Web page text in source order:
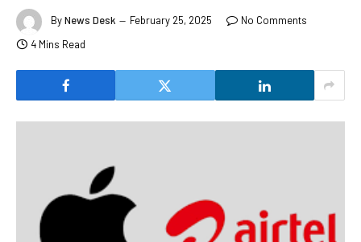
ByNews Desk February 25, 2025
No Comments
4 Mins Read